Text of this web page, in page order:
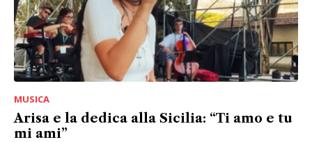
MUSICA
Arisa e la dedica alla Sicilia: “Ti amo e tu
mi ami”